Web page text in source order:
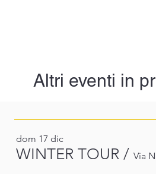
Altri eventi in
dom 17 dic
WINTER TOUR / Via